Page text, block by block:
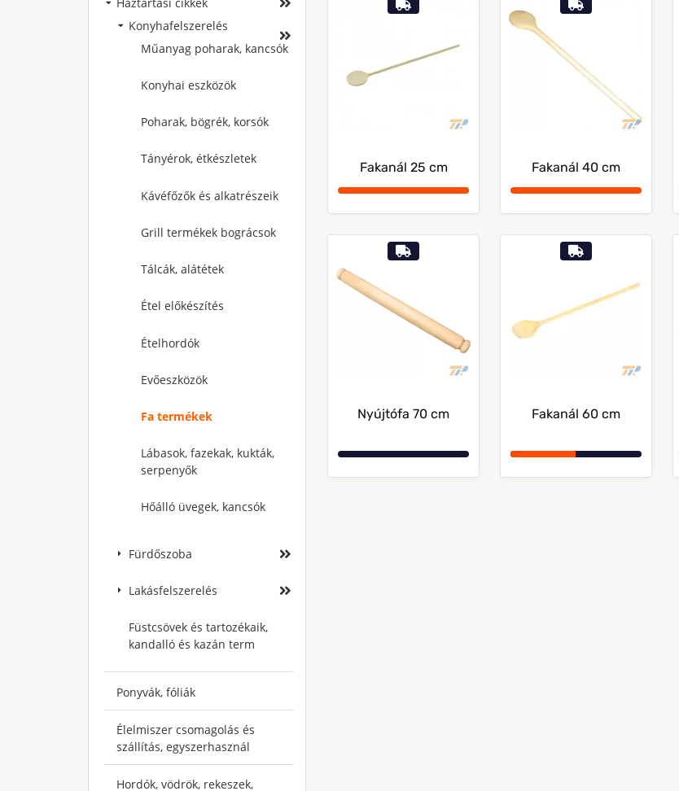
Konyhafelszerelés
Műanyag poharak, kancsók
Konyhai eszközök
Poharak, bögrék, korsók
Tányérok, étkészletek
Kávéfőzők és alkatrészeik
Grill termékek bográcsok
Tálcák, alátétek
Étel előkészítés
Ételhordók
Evőeszközök
Fa termékek
Lábasok, fazekak, kukták,
serpenyők
Hőálló üvegek, kancsók
Fürdőszoba
Lakásfelszerelés
Füstcsövek és tartozékaik,
kandalló és kazán term
Ponyvák, fóliák
Élelmiszer csomagolás és
szállítás, egyszerhasznál
Hordók, vödrök, rekeszek,
Fakanál 25 cm Fakanál 40 cm
Nyújtófa 70 cm Fakanál 60 cm